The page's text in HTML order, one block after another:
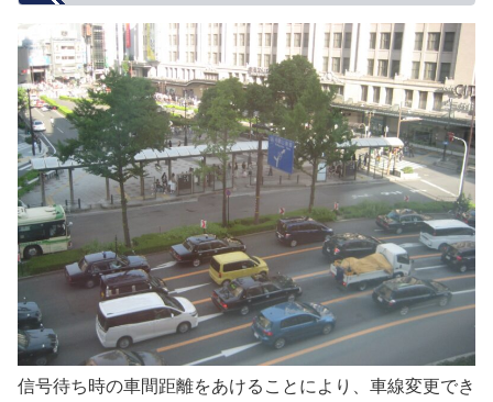
信号待ち時の車間距離をあけることにより、車線変更でき